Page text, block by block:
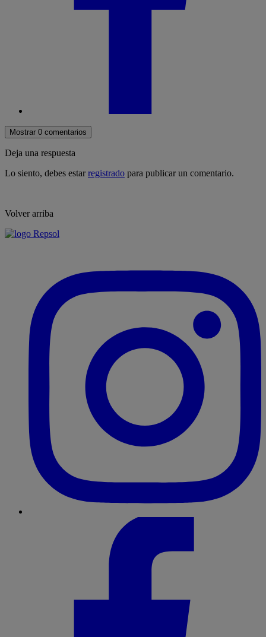
Mostrar 0 comentarios
Deja una respuesta
Lo siento, debes estarregistrado para publicar un comentario.
Volver arriba